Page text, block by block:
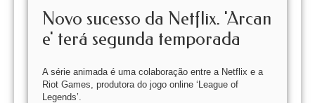
Novo sucesso da Netflix. 'Arcan
e' terá segunda temporada
A série animada é uma colaboração entre a Netflix e a
Riot Games, produtora do jogo online ‘League of
Legends’.